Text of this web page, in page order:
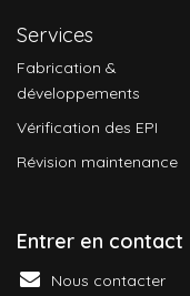
Services
Fabrication &
développements
Vérification des EPI
Révision maintenance
Entrer en contact
Nous contacter